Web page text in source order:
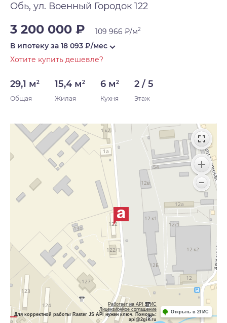
Обь, ул. Военный Городок 122
3 200 000 ₽ 109 966 ₽/м2
В ипотеку за 18 093 ₽/мес
Хотите купить дешевле?
29,1 м2
Общая
15,4 м2
Жилая
6 м2
Кухня
2 / 5
Этаж
Работает на API 2ГИС
Лицензионное соглашение
Для корректной работы Raster JS API нужен ключ. Помощь:
api@2gis.ru
Открыть в 2ГИС